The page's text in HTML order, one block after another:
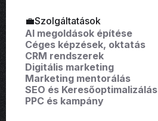
💼Szolgáltatások
AI megoldások építése
Céges képzések, oktatás
CRM rendszerek
Digitális marketing
Marketing mentorálás
SEO és Keresőoptimalizálás
PPC és kampány